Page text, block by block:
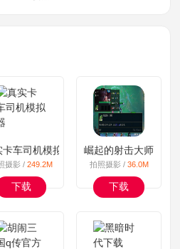
车司机模拟器
摄影 /249.2M
下载
崛起的射击大师
拍照摄影 / 36.0M
下载